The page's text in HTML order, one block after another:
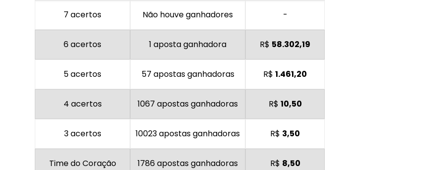
7 acertos Não houve ganhadores -
6 acertos 1 aposta ganhadora R$ 58.302,19
5 acertos 57 apostas ganhadoras R$1.461,20
4 acertos 1067 apostas ganhadoras R$ 10,50
3 acertos 10023 apostas ganhadoras R$ 3,50
Time do Coração 1786 apostas ganhadoras R$ 8,50